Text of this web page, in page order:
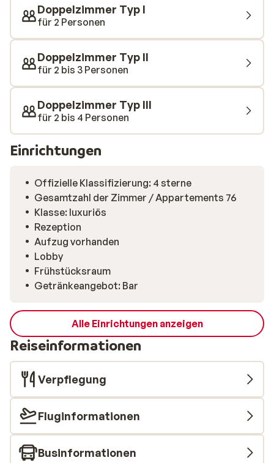
Hotel zurück Skifahren. Nach einem wunderbaren
Skitag können Sie in der Sauna oder dem komplett
renovierten Schwimmbad des Hotels Energie für den
nächsten Skitag schöpfen. Genießen Sie die
wunderschöne Panoramaaussicht vom Wintergarten
aus. Am Abend können Sie mit Ihren Smartphone oder
Tag checken, die Internetnutzung ist kostenlos!
Doppelzimmer Typ I
für 2 Personen
Doppelzimmer Typ II
für 2 bis 3 Personen
Doppelzimmer Typ III
für 2 bis 4 Personen
Einrichtungen
Offizielle Klassifizierung: 4 sterne
Gesamtzahl der Zimmer / Appartements 76
Klasse: luxuriös
Rezeption
Aufzug vorhanden
Lobby
Frühstücksraum
Getränkeangebot: Bar
Alle Einrichtungen anzeigen
Reiseinformationen
Verpflegung
Fluginformationen
Businformationen